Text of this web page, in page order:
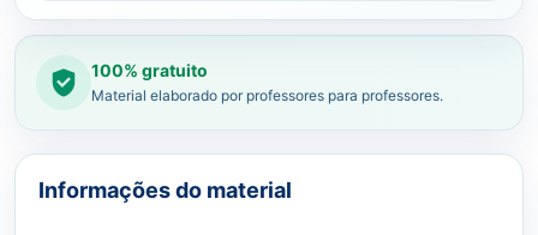
100% gratuito
Material elaborado por professores para professores.
Informações do material